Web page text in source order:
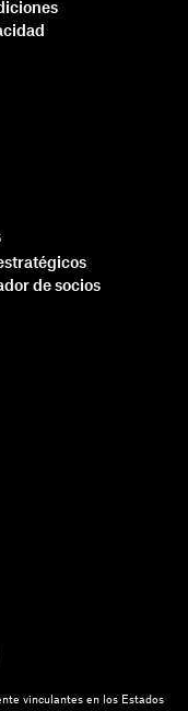
de socios
vinculantes en los Estados